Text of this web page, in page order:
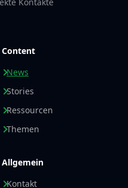
Content